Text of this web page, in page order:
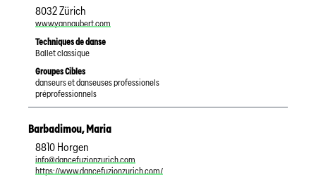
8032Zürich
www.yannaubert.com
Techniques de danse
Ballet classique
Groupes Cibles
danseurs et danseuses professionels
préprofessionnels
Barbadimou,Maria
8810 Horgen
info@dancefuzionzurich.com
https://www.dancefuzionzurich.com/